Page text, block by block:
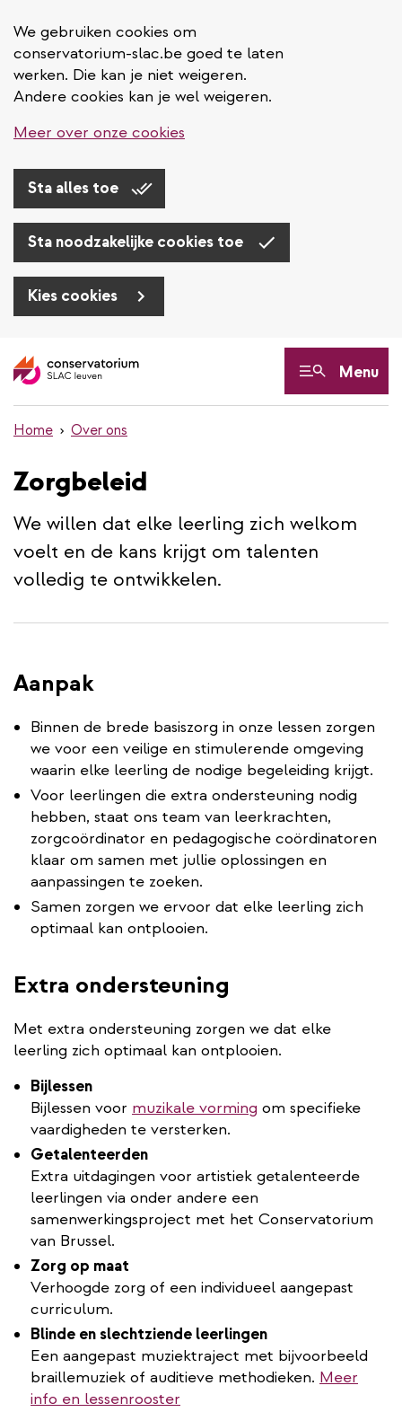
We gebruiken cookies om
conservatorium-slac.be goed te laten
werken. Die kan je niet weigeren.
Andere cookies kan je wel weigeren.
Meer over onze cookies
Sta alles toe
Sta noodzakelijke cookies toe
Kies cookies
en
inhoud
Menu
Home Over ons
Zorgbeleid
We willen dat elke leerling zich welkom
voelt en de kans krijgt om talenten
volledig te ontwikkelen.
Aanpak
Binnen de brede basiszorg in onze lessen zorgen
we voor een veilige en stimulerende omgeving
waarin elke leerling de nodige begeleiding krijgt.
Voor leerlingen die extra ondersteuning nodig
hebben, staat ons team van leerkrachten,
zorgcoördinator en pedagogische coördinatoren
klaar om samen met jullie oplossingen en
aanpassingen te zoeken.
Samen zorgen we ervoor dat elke leerling zich
optimaal kan ontplooien.
Extra ondersteuning
Met extra ondersteuning zorgen we dat elke
leerling zich optimaal kan ontplooien.
Bijlessen
Bijlessen voor muzikale vorming om specifieke
vaardigheden te versterken.
Getalenteerden
Extra uitdagingen voor artistiek getalenteerde
leerlingen via onder andere een
samenwerkingsproject met het Conservatorium
van Brussel.
Zorg op maat
Verhoogde zorg of een individueel aangepast
curriculum.
Blinde en slechtziende leerlingen
Een aangepast muziektraject met bijvoorbeeld
braillemuziek of auditieve methodieken. Meer
info en lessenrooster